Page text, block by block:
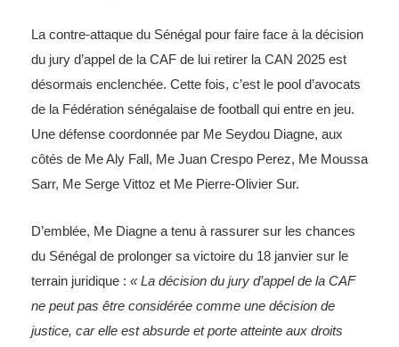
La contre-attaque du Sénégal pour faire face à la décision
du jury d’appel de la CAF de lui retirer la CAN 2025 est
désormais enclenchée. Cette fois, c’est le pool d’avocats
de la Fédération sénégalaise de football qui entre en jeu.
Une défense coordonnée par Me Seydou Diagne, aux
côtés de Me Aly Fall, Me Juan Crespo Perez, Me Moussa
Sarr, Me Serge Vittoz et Me Pierre-Olivier Sur.
D’emblée, Me Diagne a tenu à rassurer sur les chances
du Sénégal de prolonger sa victoire du 18 janvier sur le
terrain juridique : « La décision du jury d’appel de la CAF
ne peut pas être considérée comme une décision de
justice, car elle est absurde et porte atteinte aux droits